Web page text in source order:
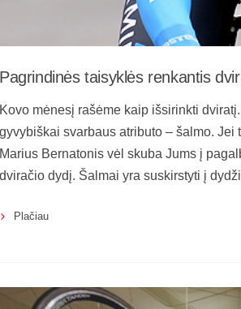
Pagrindinės taisyklės renkantis
Kovo mėnesį rašėme kaip išsirinkti
gyvybiškai svarbaus atributo – šalmo. Jei
Marius Bernatonis vėl skuba Jums į
dviračio dydį. Šalmai yra suskirstyti į
Plačiau